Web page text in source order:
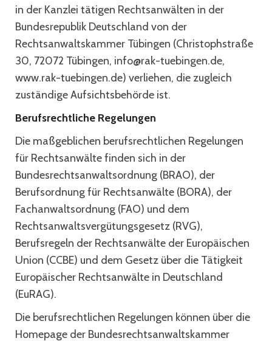
in der Kanzlei tätigen Rechtsanwälten in der
Bundesrepublik Deutschland von der
Rechtsanwaltskammer Tübingen (Christophstraße
30, 72072 Tübingen, info@rak-tuebingen.de,
www.rak-tuebingen.de) verliehen, die zugleich
zuständige Aufsichtsbehörde ist.
Berufsrechtliche Regelungen
Die maßgeblichen berufsrechtlichen Regelungen
für Rechtsanwälte finden sich in der
Bundesrechtsanwaltsordnung (BRAO), der
Berufsordnung für Rechtsanwälte (BORA), der
Fachanwaltsordnung (FAO) und dem
Rechtsanwaltsvergütungsgesetz (RVG),
Berufsregeln der Rechtsanwälte der Europäischen
Union (CCBE) und dem Gesetz über die Tätigkeit
Europäischer Rechtsanwälte in Deutschland
(EuRAG).
Die berufsrechtlichen Regelungen können über die
Homepage der Bundesrechtsanwaltskammer